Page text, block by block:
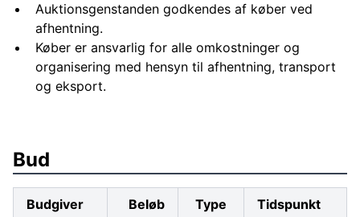
Auktionsgenstanden godkendes af køber ved
afhentning.
Køber er ansvarlig for alle omkostninger og
organisering med hensyn til afhentning, transport
og eksport.
Bud
Budgiver Beløb Type Tidspunkt